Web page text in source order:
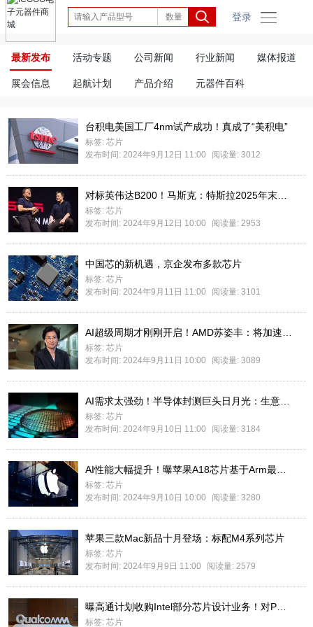
登录
最新发布 活动专题 公司新闻 行业新闻 媒体报道
展会信息 起航计划 产品介绍 元器件百科
台积电美国工厂4nm试产成功！真成了“美积电”
标签: 芯片
发布时间: 2024年9月12日 11:00
阅读量: 3012
标签: 芯片
发布时间: 2024年9月12日 10:00
阅读量: 2953
中国芯的新机遇，京企发布多款芯片
标签: 芯片
发布时间: 2024年9月11日 11:00
阅读量: 3101
标签: 芯片
发布时间: 2024年9月11日 10:00
阅读量: 3089
标签: 芯片
发布时间: 2024年9月10日 11:00
阅读量: 3184
标签: 芯片
发布时间: 2024年9月10日 10:00
阅读量: 3280
苹果三款Mac新品十月登场：标配M4系列芯片
标签: 芯片
发布时间: 2024年9月9日 11:00
阅读量: 2579
标签: 芯片